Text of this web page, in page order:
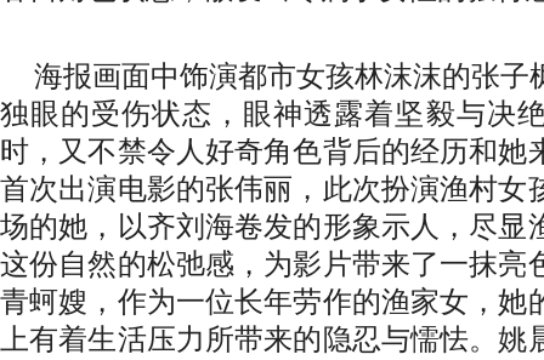
海报画面中饰演都市女孩林沫沫的张子
独眼的受伤状态，眼神透露着坚毅与决
时，又不禁令人好奇角色背后的经历和她
首次出演电影的张伟丽，此次扮演渔村女
场的她，以齐刘海卷发的形象示人，尽显
这份自然的松弛感，为影片带来了一抹亮
青蚵嫂，作为一位长年劳作的渔家女，她
上有着生活压力所带来的隐忍与懦怯。